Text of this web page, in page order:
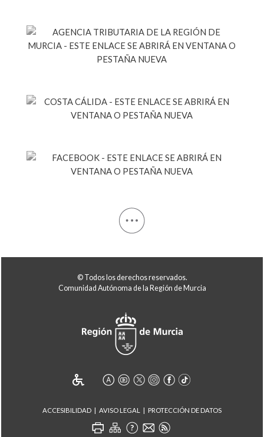
© Todos los derechos reservados.
Comunidad Autónoma de la Región de Murcia
ACCESIBILIDAD AVISO LEGAL PROTECCIÓN DE DATOS